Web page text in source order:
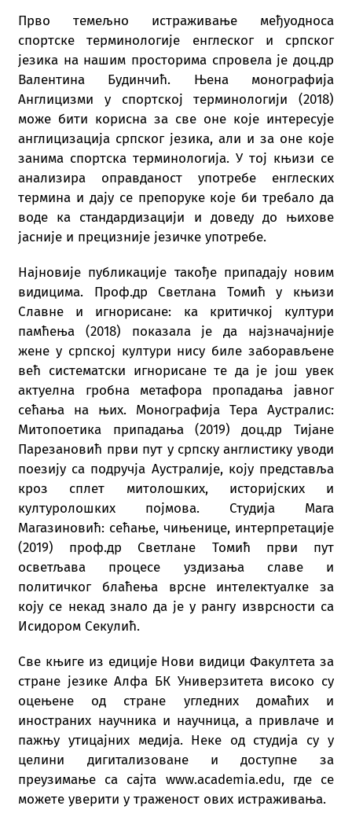
Прво темељно истраживање међуодноса
спортске терминологије енглеског и српског
језика на нашим просторима спровела је доц.др
Валентина Будинчић. Њена монографија
Англицизми у спортској терминологији (2018)
може бити корисна за све оне које интересује
англицизација српског језика, али и за оне које
занима спортска терминологија. У тој књизи се
анализира оправданост употребе енглеских
термина и дају се препоруке које би требало да
воде ка стандардизацији и доведу до њихове
јасније и прецизније језичке употребе.
Најновије публикације такође припадају новим
видицима. Проф.др Светлана Томић у књизи
Славне и игнорисане: ка критичкој култури
памћења (2018) показала је да најзначајније
жене у српској култури нису биле заборављене
већ систематски игнорисане те да је још увек
актуелна гробна метафора пропадања јавног
сећања на њих. Монографија Тера Аустралис:
Митопоетика припадања (2019) доц.др Тијане
Парезановић први пут у српску англистику уводи
поезију са подручја Аустралије, коју представља
кроз сплет митолошких, историјских и
културолошких појмова. Студија Мага
Магазиновић: сећање, чињенице, интерпретације
(2019) проф.др Светлане Томић први пут
осветљава процесе уздизања славе и
политичког блаћења врсне интелектуалке за
коју се некад знало да је у рангу изврсности са
Исидором Секулић.
Све књиге из едиције Нови видици Факултета за
стране језике Алфа БК Универзитета високо су
оцењене од стране угледних домаћих и
иностраних научника и научница, а привлаче и
пажњу утицајних медија. Неке од студија су у
целини дигитализоване и доступне за
преузимање са сајта www.academia.edu, где се
можете уверити у траженост ових истраживања.